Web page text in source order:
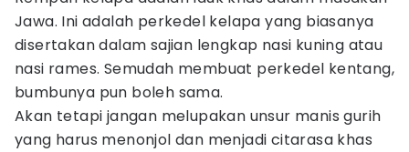
Jawa. Ini adalah perkedel kelapa yang biasanya
disertakan dalam sajian lengkap nasi kuning atau
nasi rames. Semudah membuat perkedel kentang,
bumbunya pun boleh sama.
Akan tetapi jangan melupakan unsur manis gurih
yang harus menonjol dan menjadi citarasa khas